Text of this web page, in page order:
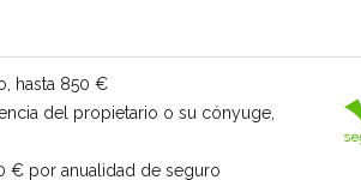
hasta 850 €
del propietario o su cónyuge,
€ por anualidad de seguro